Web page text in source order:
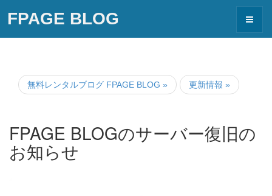
Toggle
FPAGE BLOG
無料レンタルブログ FPAGE BLOG » 更新情報 »
FPAGE BLOGのサーバー復旧の
お知らせ